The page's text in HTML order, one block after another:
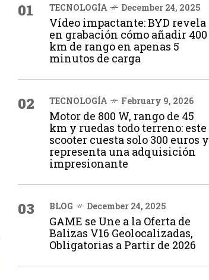
01 TECNOLOGÍA December 24, 2025
Vídeo impactante: BYD revela
en grabación cómo añadir 400
km de rango en apenas 5
minutos de carga
02 TECNOLOGÍA February 9, 2026
Motor de 800 W, rango de 45
km y ruedas todo terreno: este
scooter cuesta solo 300 euros y
representa una adquisición
impresionante
03 BLOG December 24, 2025
GAME se Une a la Oferta de
Balizas V16 Geolocalizadas,
Obligatorias a Partir de 2026